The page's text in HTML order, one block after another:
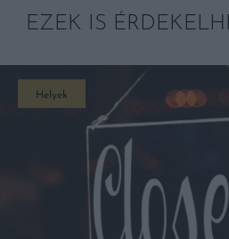
EZEK IS
Helyek